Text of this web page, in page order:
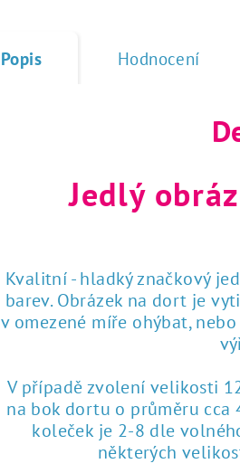
Popis Hodnocení
Jedlý
Kvalitní - hladký značkový
barev. Obrázek na dort je
v omezené míře ohýbat,
V případě zvolení velikosti
na bok dortu o průměru cca
koleček je 2-8 dle
některých